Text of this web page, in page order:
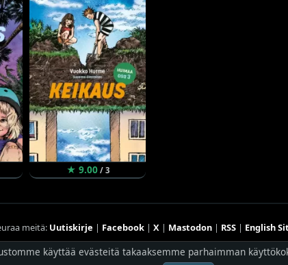
★ 9.00/ 3
meitä: Uutiskirje | Facebook| X| Mastodon| RSS| English
Hostingpalvelun tarjoaaPlaneetta Internet Oy
käyttää evästeitä takaaksemme parhaimman